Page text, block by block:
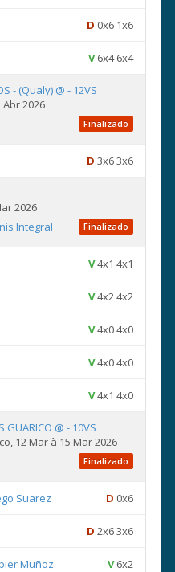
D 0x6 1x6
V6x4 6x4
- (Qualy) @ - 12VS
2026
Finalizado
D 3x6 3x6
2026
Integral Finalizado
V4x1 4x1
V4x2 4x2
V4x0 4x0
V4x0 4x0
V4x1 4x0
GUARICO @ - 10VS
12 Mar à 15 Mar 2026
Finalizado
Suarez D 0x6
D 2x6 3x6
Muñoz V6x2